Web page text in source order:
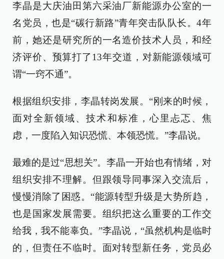
李晶是大庆油田第六采油厂新能源办公室的一
名党员，也是“碳行新路”青年突击队队长。4年
前，她还是研究所的一名造价技术人员，和经
济评价、预算打了13年交道，对新能源领域可
谓“一窍不通”。
根据组织安排，李晶转岗发展。“刚来的时候，
面对全新领域、技术和标准，心里忐忑、焦
虑，一度陷入知识恐慌、本领恐慌。”李晶说。
最难的是过“思想关”。李晶一开始也有情绪，对
组织安排不理解。但跟领导同事深入交流后，
慢慢消除了困惑。“能源转型升级是大势所趋，
也是国家发展需要。组织把这么重要的工作交
给我，我不能辜负。”李晶说，“虽然机构是临时
的，但责任不临时。面对转型新任务，党员必